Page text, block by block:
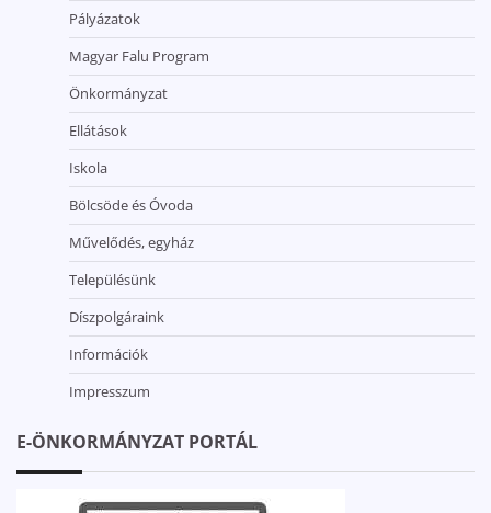
Pályázatok
Magyar Falu Program
Önkormányzat
Ellátások
Iskola
Bölcsöde és Óvoda
Művelődés, egyház
Településünk
Díszpolgáraink
Információk
Impresszum
E-ÖNKORMÁNYZAT PORTÁL